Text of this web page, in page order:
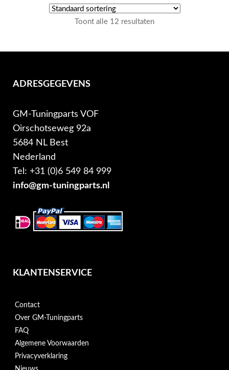
Toont alle 12 resultaten
ADRESGEGEVENS
GM-Tuningparts VOF
Oirschotseweg 92a
5684 NL Best
Nederland
Tel: +31 (0)6 549 84 999
info@gm-tuningparts.nl
KLANTENSERVICE
Contact
Over GM-Tuningparts
FAQ
Algemene Voorwaarden
Privacyverklaring